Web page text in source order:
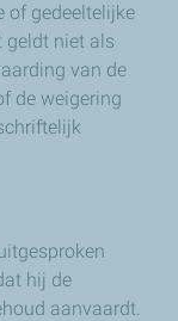
of gedeeltelijke
geldt niet als
van de
de weigering
hij de
aanvaardt.